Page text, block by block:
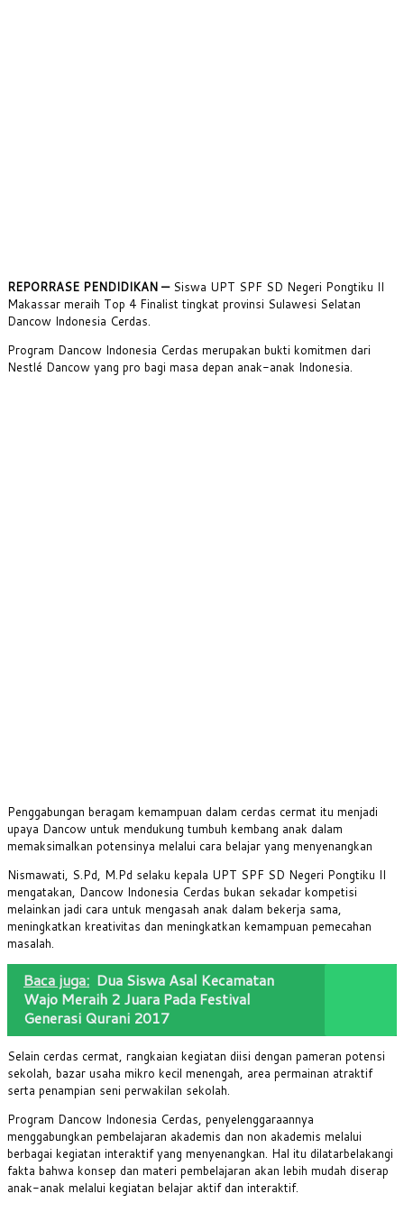
REPORRASE PENDIDIKAN — Siswa UPT SPF SD Negeri Pongtiku II
Makassar meraih Top 4 Finalist tingkat provinsi Sulawesi Selatan
Dancow Indonesia Cerdas.
Program Dancow Indonesia Cerdas merupakan bukti komitmen dari
Nestlé Dancow yang pro bagi masa depan anak-anak Indonesia.
Penggabungan beragam kemampuan dalam cerdas cermat itu menjadi
upaya Dancow untuk mendukung tumbuh kembang anak dalam
memaksimalkan potensinya melalui cara belajar yang menyenangkan
Nismawati, S.Pd, M.Pd selaku kepala UPT SPF SD Negeri Pongtiku II
mengatakan, Dancow Indonesia Cerdas bukan sekadar kompetisi
melainkan jadi cara untuk mengasah anak dalam bekerja sama,
meningkatkan kreativitas dan meningkatkan kemampuan pemecahan
masalah.
Baca juga: Dua Siswa Asal Kecamatan
Wajo Meraih 2 Juara Pada Festival
Generasi Qurani 2017
Selain cerdas cermat, rangkaian kegiatan diisi dengan pameran potensi
sekolah, bazar usaha mikro kecil menengah, area permainan atraktif
serta penampian seni perwakilan sekolah.
Program Dancow Indonesia Cerdas, penyelenggaraannya
menggabungkan pembelajaran akademis dan non akademis melalui
berbagai kegiatan interaktif yang menyenangkan. Hal itu dilatarbelakangi
fakta bahwa konsep dan materi pembelajaran akan lebih mudah diserap
anak-anak melalui kegiatan belajar aktif dan interaktif.